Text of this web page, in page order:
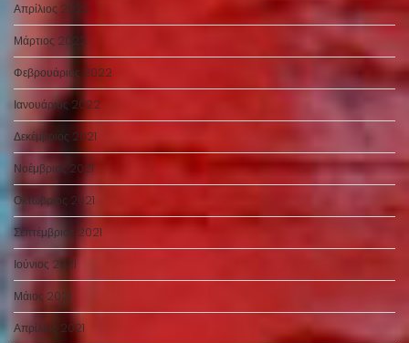
Απρίλιος 2022
Μάρτιος 2022
Φεβρουάριος 2022
Ιανουάριος 2022
Δεκέμβριος 2021
Νοέμβριος 2021
Οκτώβριος 2021
Σεπτέμβριος 2021
Ιούνιος 2021
Μάιος 2021
Απρίλιος 2021